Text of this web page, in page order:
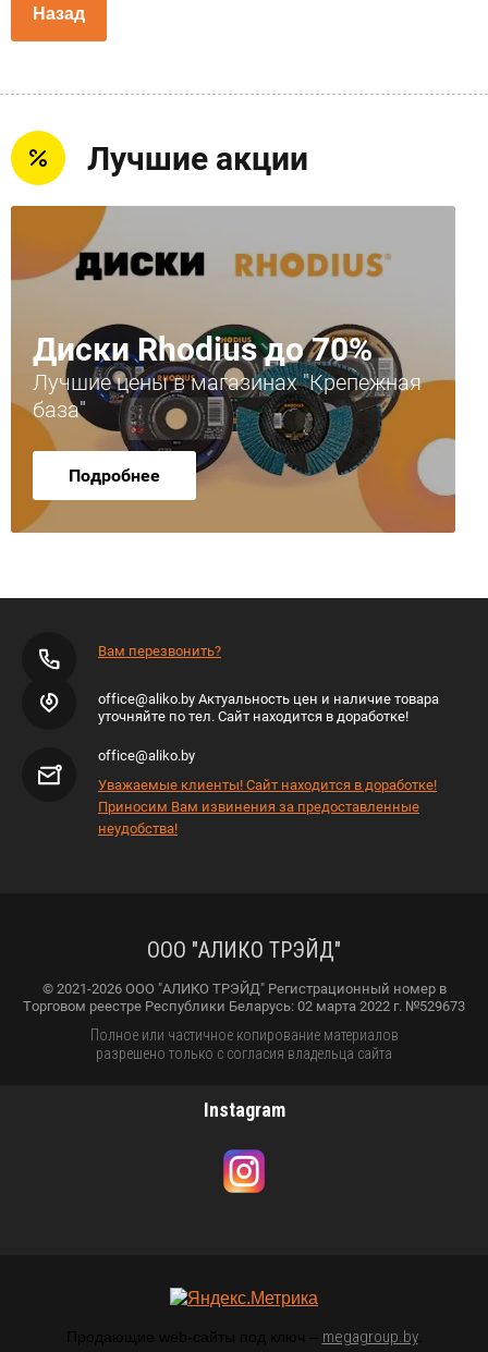
Назад
Лучшие акции
Диски Rhodius до 70%
Лучшие цены в магазинах "Крепежная
база"
Подробнее
Вам перезвонить?
office@aliko.by Актуальность цен и наличие товара
уточняйте по тел. Сайт находится в доработке!
office@aliko.by
Уважаемые клиенты! Сайт находится в доработке!
Приносим Вам извинения за предоставленные
неудобства!
ООО "АЛИКО ТРЭЙД"
© 2021-2026 ООО "АЛИКО ТРЭЙД" Регистрационный номер в
Торговом реестре Республики Беларусь: 02 марта 2022 г. №529673
Полное или частичное копирование материалов
разрешено только с согласия владельца сайта
Instagram
Продающие web-сайты под ключ – megagroup.by.